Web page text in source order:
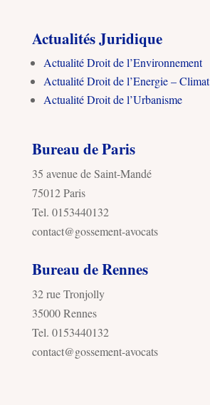
Actualités Juridique
Actualité Droit de l’Environnement
Actualité Droit de l’Energie – Climat
Actualité Droit de l’Urbanisme
Bureau de Paris
35 avenue de Saint-Mandé
75012 Paris
Tel. 0153440132
contact@gossement-avocats
Bureau de Rennes
32 rue Tronjolly
35000 Rennes
Tel. 0153440132
contact@gossement-avocats